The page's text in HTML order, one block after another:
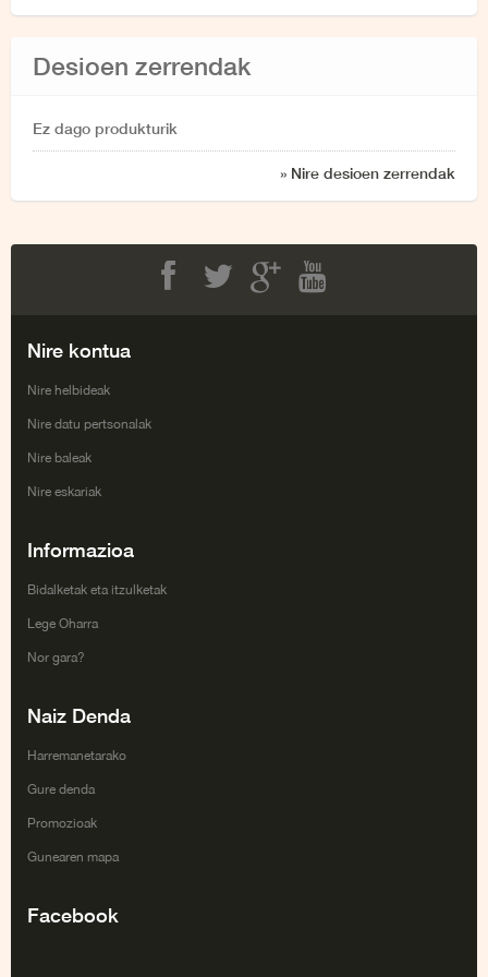
Desioen zerrendak
Ez dago produkturik
» Nire desioen zerrendak
Nire kontua
Nire helbideak
Nire datu pertsonalak
Nire baleak
Nire eskariak
Informazioa
Bidalketak eta itzulketak
Lege Oharra
Nor gara?
Naiz Denda
Harremanetarako
Gure denda
Promozioak
Gunearen mapa
Facebook